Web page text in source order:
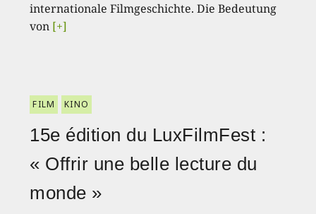
internationale Filmgeschichte. Die Bedeutung
von [+]
FILM KINO
15e édition du LuxFilmFest :
« Offrir une belle lecture du
monde »